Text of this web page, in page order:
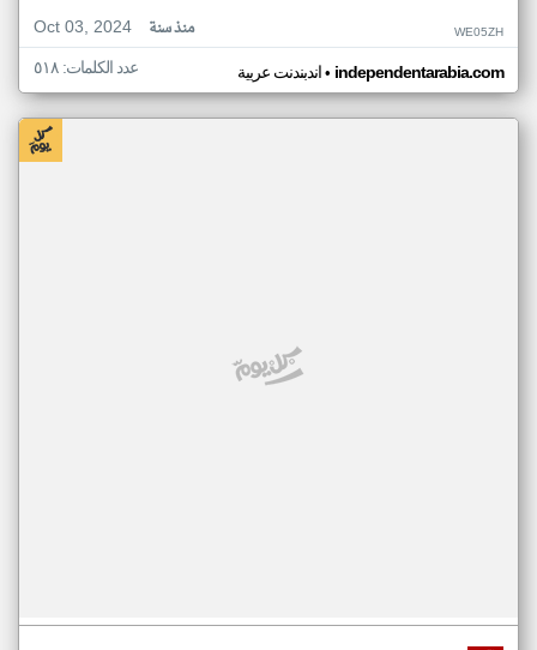
Oct 03, 2024
منذ سنة WE05ZH
اندبندنت عربية• independentarabia.com عدد الكلمات: ٥١٨